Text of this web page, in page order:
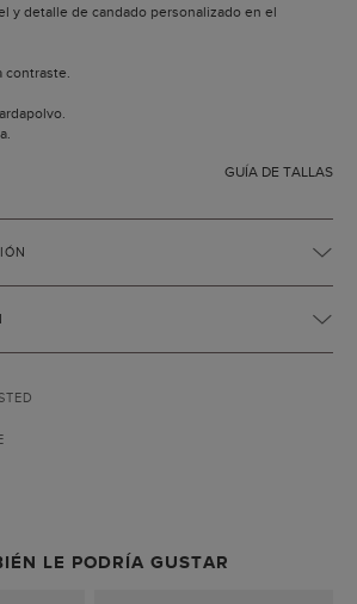
y detalle de candado personalizado en el
contraste.
GUÍA DE TALLAS
LE PODRÍA GUSTAR